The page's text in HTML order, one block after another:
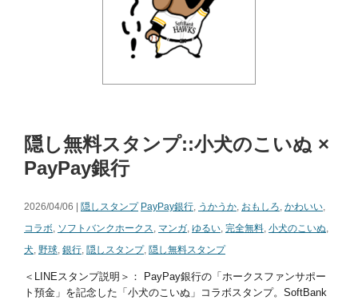
隠し無料スタンプ::小犬のこいぬ ×
PayPay銀行
2026/04/06 | 隠しスタンプ PayPay銀行, うかうか, おもしろ, かわいい,
コラボ, ソフトバンクホークス, マンガ, ゆるい, 完全無料, 小犬のこいぬ,
犬, 野球, 銀行, 隠しスタンプ, 隠し無料スタンプ
＜LINEスタンプ説明＞： PayPay銀行の「ホークスファンサポー
ト預金」を記念した「小犬のこいぬ」コラボスタンプ。SoftBank